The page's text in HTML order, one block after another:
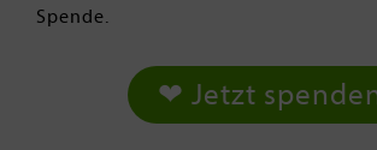
Spende.
❤ Jetzt